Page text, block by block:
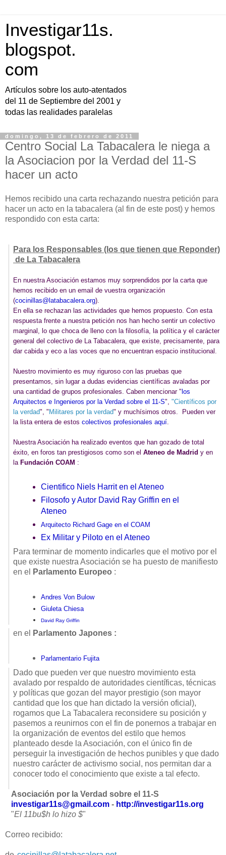
Investigar11s.
blogspot.
com
Artículos sobre los auto-atentados
del 11 de Septiembre del 2001 y
todas las realidades paralelas
domingo, 13 de febrero de 2011
Centro Social La Tabacalera le niega a
la Asociacion por la Verdad del 11-S
hacer un acto
Hemos recibido una carta rechazando nuestra petición para
hacer un acto en la tabacalera (al fin de este post) y hemos
respondido con esta carta:
Para los Responsables (los que tienen que Reponder)
de La Tabacalera
En nuestra Asociación estamos muy sorprendidos por la carta que
hemos recibido en un email de vuestra organización
(cocinillas@latabacalera.org).
En ella se rechazan las actividades que hemos propuesto. Con esta
respuesta frente a nuestra petición nos han hecho sentir un colectivo
marginal, lo que choca de lleno con la filosofía, la política y el carácter
general del colectivo de La Tabacalera, que existe, precisamente, para
dar cabida y eco a las voces que no encuentran espacio institucional.
Nuestro movimiento es muy riguroso con las pruebas que
presentamos, sin lugar a dudas evidencias científicas avaladas por
una cantidad de grupos profesionales. Caben mencionar " los
Arquitectos e Ingenieros por la Verdad sobre el 11-S","Científicos por
la verdad", " Militares por la verdad" y muchísimos otros. Pueden ver
la lista entera de estoscolectivos profesionales aquí
Nuestra Asociación ha realizado eventos que han gozado de total
éxito, en foros tan prestigiosos como son elAteneo de Madrid y en
la Fundación COAM :
Cientifico Niels Harrit en el Ateneo
Filosofo y Autor David Ray Griffin en el
Ateneo
Arquitecto Richard Gage en el COAM
Ex Militar y Piloto en el Ateneo
Para terminar de momento indicarles que el motivo por el
que existe nuestra Asociación se ha puesto de manifiesto
en el
Parlamento Europeo :
Andres Von Bulow
Giuleta Chiesa
David Ray Griffin
en el Parlamento Japones :
Parlamentario Fujita
Dado que pueden ver que nuestro movimiento esta
avalado por respaldo de autoridades científicas, técnicas
y políticas que gozan del mayor prestigio (son mayor
cantidad que los que han dictado la versión oficial),
rogamos que La Tabacalera reconsidere su posición y
pasemos a reunirnos con el fin de ponernos a trabajar en
la organización de eventos del estilo que hemos
planteado desde la Asociación, con el único fin de
perseguir la investigación de hechos punibles y que dado
nuestro carácter de activismo social, nos permitan dar a
conocer todo el conocimiento que existe a tal efecto.
Asociación por la Verdad sobre el 11-S
investigar11s@gmail.com - http://investigar11s.org
"El 11bu$h lo hizo $"
Correo recibido: